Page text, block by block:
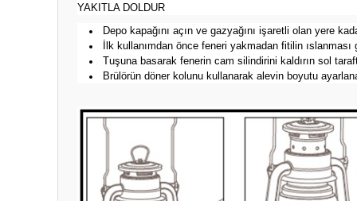
YAKITLA DOLDUR
Depo kapağını açın ve gazyağını işaretli olan yere
İlk kullanımdan önce feneri yakmadan fitilin ıslanması
Tuşuna basarak fenerin cam silindirini kaldırın sol
Brülörün döner kolunu kullanarak alevin boyutu